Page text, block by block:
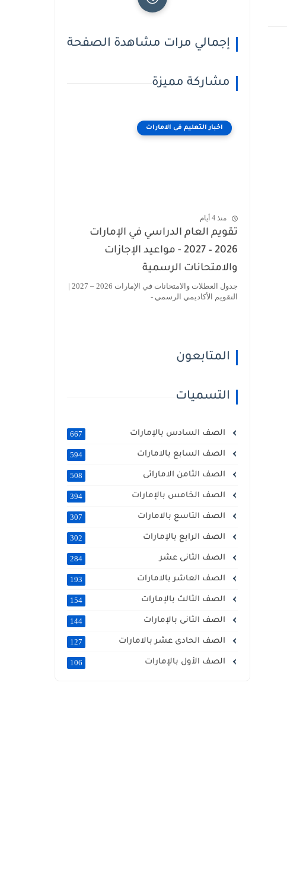
إجمالي مرات مشاهدة الصفحة
مشاركة مميزة
اخبار التعليم فى الامارات
منذ 4 أيام
تقويم العام الدراسي في الإمارات
2026 – 2027 - مواعيد الإجازات
والامتحانات الرسمية
جدول العطلات والامتحانات في الإمارات 2026 – 2027 |
التقويم الأكاديمي الرسمي -
المتابعون
التسميات
الصف السادس بالإمارات 667
الصف السابع بالامارات 594
الصف الثامن الاماراتى 508
الصف الخامس بالإمارات 394
الصف التاسع بالامارات 307
الصف الرابع بالإمارات 302
الصف الثانى عشر 284
الصف العاشر بالامارات 193
الصف الثالث بالإمارات 154
الصف الثانى بالإمارات 144
الصف الحادى عشر بالامارات 127
الصف الأول بالإمارات 106